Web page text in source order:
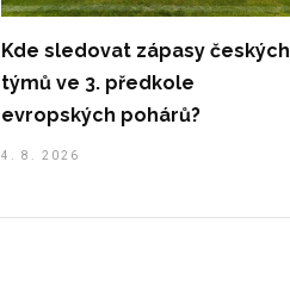
Kde sledovat zápasy českých
týmů ve 3. předkole
evropských pohárů?
4. 8. 2026